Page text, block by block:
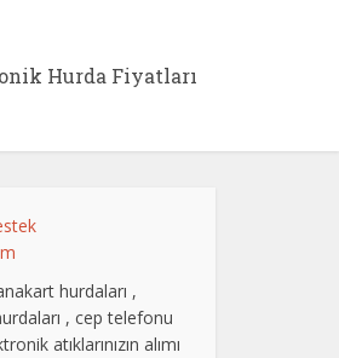
Hurda Fiyatları
hurdaları ,
, cep telefonu
atıklarınızın alımı